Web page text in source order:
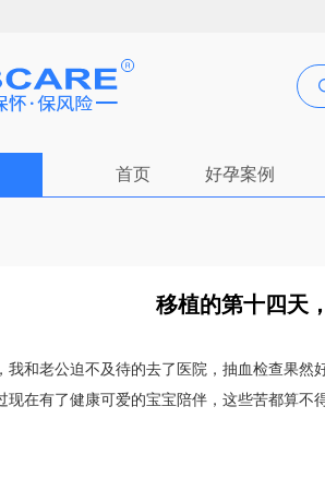
首页 好孕案例
移植的第十四天
我和老公迫不及待的去了医院，抽血检查果然
现在有了健康可爱的宝宝陪伴，这些苦都算不